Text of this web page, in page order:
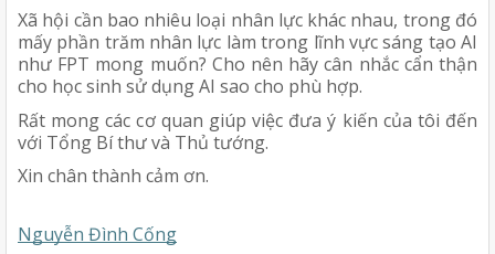
Xã hội cần bao nhiêu loại nhân lực khác nhau, trong đó
mấy phần trăm nhân lực làm trong lĩnh vực sáng tạo AI
như FPT mong muốn? Cho nên hãy cân nhắc cẩn thận
cho học sinh sử dụng AI sao cho phù hợp.
Rất mong các cơ quan giúp việc đưa ý kiến của tôi đến
với Tổng Bí thư và Thủ tướng.
Xin chân thành cảm ơn.
Nguyễn Đình Cống